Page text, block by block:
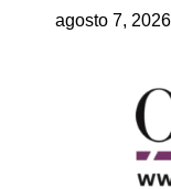
agosto 7, 2026